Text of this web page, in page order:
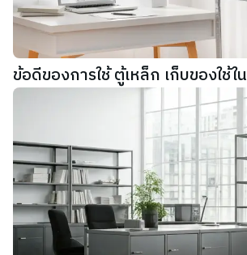
ข้อดีของการใช้ ตู้เหล็ก เก็บของใช้